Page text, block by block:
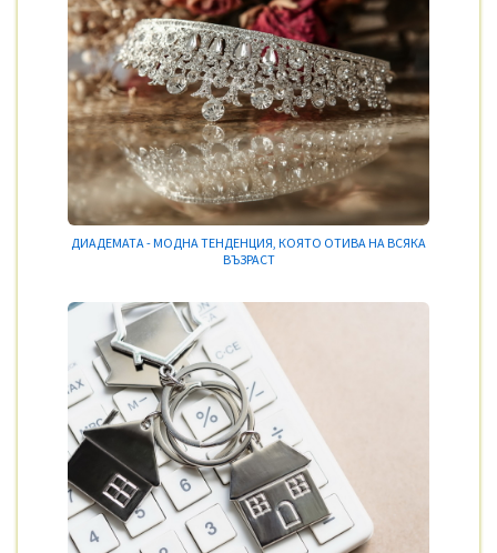
ДИАДЕМАТА - МОДНА ТЕНДЕНЦИЯ, КОЯТО ОТИВА НА ВСЯКА
ВЪЗРАСТ